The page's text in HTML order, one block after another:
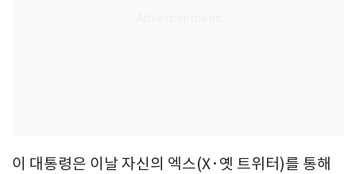
이 대통령은 이날 자신의 엑스(X·옛 트위터)를 통해